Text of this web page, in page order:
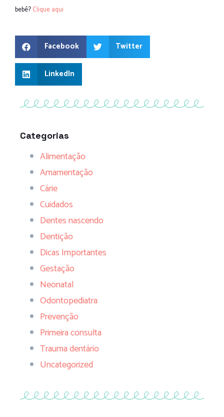
bebê?Clique aqui
Facebook Twitter
LinkedIn
Categorias
Alimentação
Amamentação
Cárie
Cuidados
Dentes nascendo
Dentição
Dicas Importantes
Gestação
Neonatal
Odontopediatra
Prevenção
Primeira consulta
Trauma dentário
Uncategorized